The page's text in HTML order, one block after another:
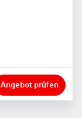
Angebot prüfen